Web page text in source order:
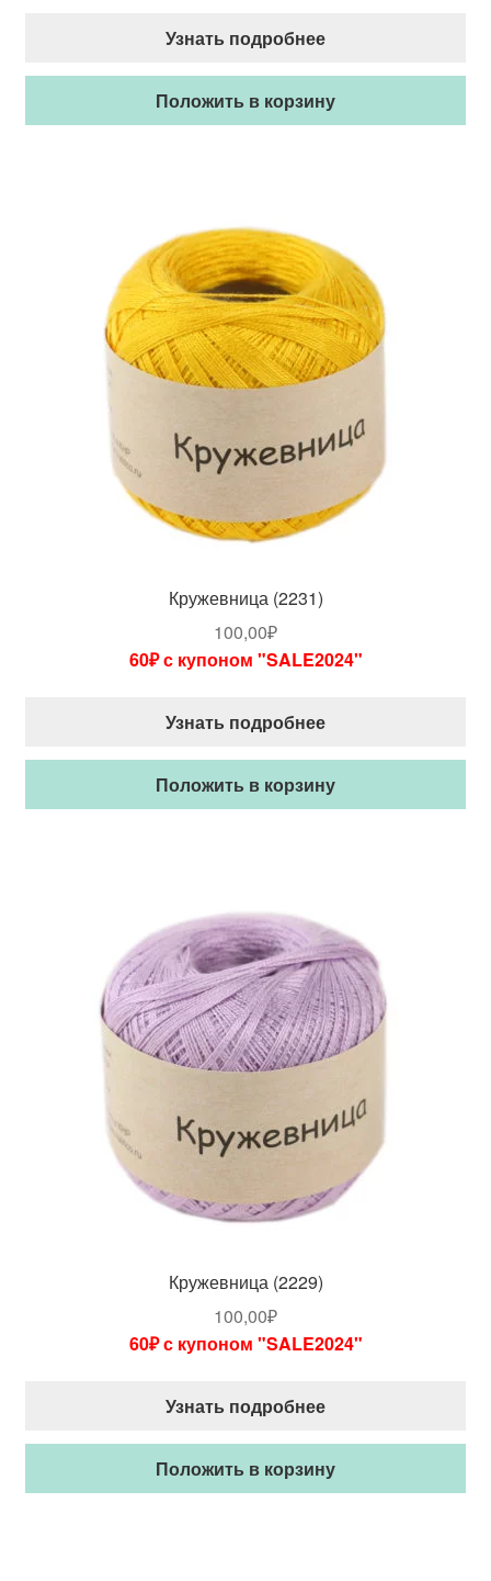
Узнать подробнее
Положить в корзину
Кружевница (2231)
100,00₽
60₽ с купоном "SALE2024"
Узнать подробнее
Положить в корзину
Кружевница (2229)
100,00₽
60₽ с купоном "SALE2024"
Узнать подробнее
Положить в корзину